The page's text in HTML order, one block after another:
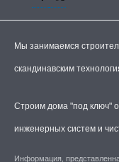
Мы занимаемся
скандинавским
Строим дома "под ключ"
инженерных систем и
Информация,